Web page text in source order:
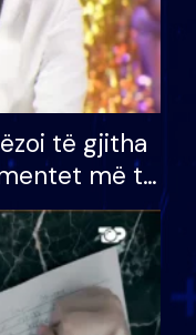
të gjitha
më të
VIP: Do më
kur…